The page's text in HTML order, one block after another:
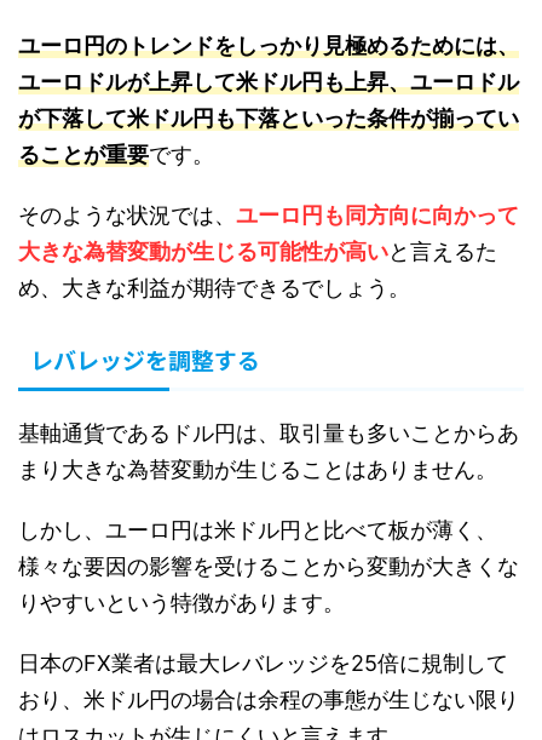
ユーロ円のトレンドをしっかり見極めるためには、
ユーロドルが上昇して米ドル円も上昇、ユーロドル
が下落して米ドル円も下落といった条件が揃ってい
ることが重要です。
そのような状況では、 ユーロ円も同方向に向かって
大きな為替変動が生じる可能性が高いと言えるた
め、大きな利益が期待できるでしょう。
レバレッジを調整する
基軸通貨であるドル円は、取引量も多いことからあ
まり大きな為替変動が生じることはありません。
しかし、ユーロ円は米ドル円と比べて板が薄く、
様々な要因の影響を受けることから変動が大きくな
りやすいという特徴があります。
日本のFX業者は最大レバレッジを25倍に規制して
おり、米ドル円の場合は余程の事態が生じない限り